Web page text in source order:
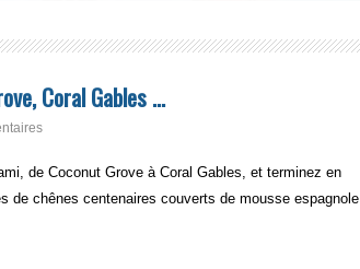
Coral Gables …
de Coconut Grove à Coral Gables, et terminez en
de chênes centenaires couverts de mousse espagnole